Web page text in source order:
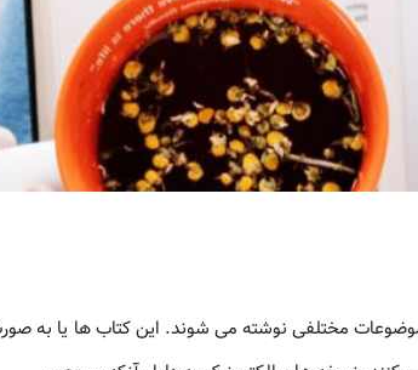
مختلفی نوشته می شوند. این کتاب ها یا به